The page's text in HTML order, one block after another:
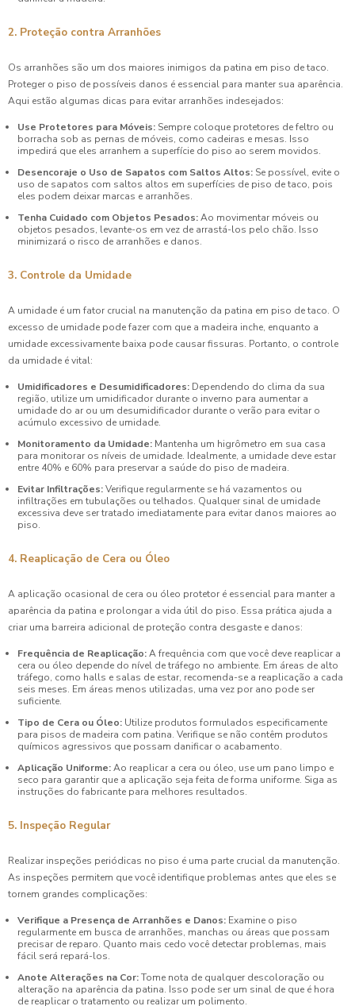
2. Proteção contra Arranhões
Os arranhões são um dos maiores inimigos da patina em piso de taco.
Proteger o piso de possíveis danos é essencial para manter sua aparência.
Aqui estão algumas dicas para evitar arranhões indesejados:
Use Protetores para Móveis: Sempre coloque protetores de feltro ou
borracha sob as pernas de móveis, como cadeiras e mesas. Isso
impedirá que eles arranhem a superfície do piso ao serem movidos.
Desencoraje o Uso de Sapatos com Saltos Altos: Se possível, evite o
uso de sapatos com saltos altos em superfícies de piso de taco, pois
eles podem deixar marcas e arranhões.
Tenha Cuidado com Objetos Pesados:Ao movimentar móveis ou
objetos pesados, levante-os em vez de arrastá-los pelo chão. Isso
minimizará o risco de arranhões e danos.
3. Controle da Umidade
A umidade é um fator crucial na manutenção da patina em piso de taco. O
excesso de umidade pode fazer com que a madeira inche, enquanto a
umidade excessivamente baixa pode causar fissuras. Portanto, o controle
da umidade é vital:
Umidificadores e Desumidificadores: Dependendo do clima da sua
região, utilize um umidificador durante o inverno para aumentar a
umidade do ar ou um desumidificador durante o verão para evitar o
acúmulo excessivo de umidade.
Monitoramento da Umidade: Mantenha um higrômetro em sua casa
para monitorar os níveis de umidade. Idealmente, a umidade deve estar
entre 40% e 60% para preservar a saúde do piso de madeira.
Evitar Infiltrações:Verifique regularmente se há vazamentos ou
infiltrações em tubulações ou telhados. Qualquer sinal de umidade
excessiva deve ser tratado imediatamente para evitar danos maiores ao
piso.
4. Reaplicação de Cera ou Óleo
A aplicação ocasional de cera ou óleo protetor é essencial para manter a
aparência da patina e prolongar a vida útil do piso. Essa prática ajuda a
criar uma barreira adicional de proteção contra desgaste e danos:
Frequência de Reaplicação:A frequência com que você deve reaplicar a
cera ou óleo depende do nível de tráfego no ambiente. Em áreas de alto
tráfego, como halls e salas de estar, recomenda-se a reaplicação a cada
seis meses. Em áreas menos utilizadas, uma vez por ano pode ser
suficiente.
Tipo de Cera ou Óleo: Utilize produtos formulados especificamente
para pisos de madeira com patina. Verifique se não contêm produtos
químicos agressivos que possam danificar o acabamento.
Aplicação Uniforme:Ao reaplicar a cera ou óleo, use um pano limpo e
seco para garantir que a aplicação seja feita de forma uniforme. Siga as
instruções do fabricante para melhores resultados.
5. Inspeção Regular
Realizar inspeções periódicas no piso é uma parte crucial da manutenção.
As inspeções permitem que você identifique problemas antes que eles se
tornem grandes complicações:
Verifique a Presença de Arranhões e Danos: Examine o piso
regularmente em busca de arranhões, manchas ou áreas que possam
precisar de reparo. Quanto mais cedo você detectar problemas, mais
fácil será repará-los.
Anote Alterações na Cor:Tome nota de qualquer descoloração ou
alteração na aparência da patina. Isso pode ser um sinal de que é hora
de reaplicar o tratamento ou realizar um polimento.